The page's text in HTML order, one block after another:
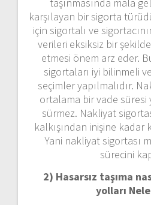
taşınmasında mala
karşılayan bir sigorta
için sigortalı ve
verileri eksiksiz bir
etmesi önem arz eder.
sigortaları iyi bilinmeli
seçimler yapılmalıdır.
ortalama bir vade süresi
sürmez. Nakliyat
kalkışından inişine kadar
Yani nakliyat sigortası
sürecini
2) Hasarsız taşıma
yolları